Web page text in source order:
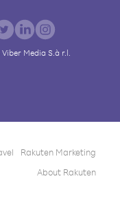
Viber Media S.à r.l.
Rakuten Marketing
About Rakuten